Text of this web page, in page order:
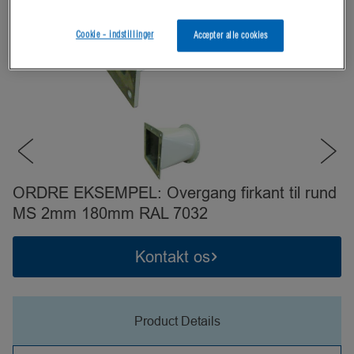
ORDRE EKSEMPEL: Overgang firkant til rund
MS 2mm 180mm RAL 7032
Kontakt os
Product Details
Accepter alle cookies
Cookie - indstillinger